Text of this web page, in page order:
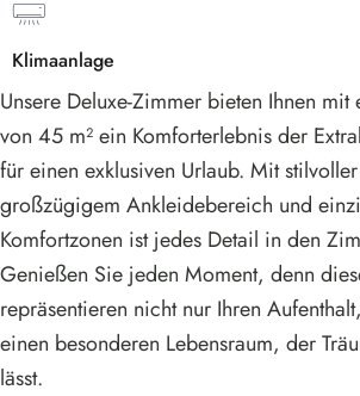
Klimaanlage
Unsere Deluxe-Zimmer bieten Ihnen
von 45 m² ein Komforterlebnis der
für einen exklusiven Urlaub. Mit
großzügigem Ankleidebereich und
Komfortzonen ist jedes Detail in den
Genießen Sie jeden Moment, denn
repräsentieren nicht nur Ihren
einen besonderen Lebensraum, der
lässt.